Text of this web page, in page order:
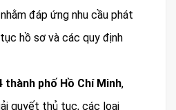
đáp ứng nhu cầu phát
hồ sơ và các quy định
phố Hồ Chí Minh,
quyết thủ tục, các loại